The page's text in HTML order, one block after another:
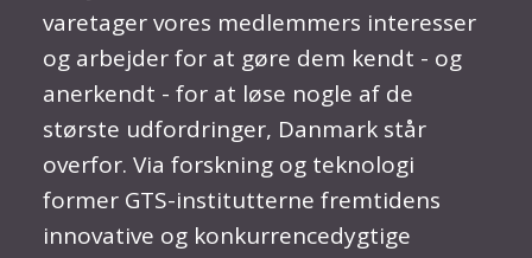
varetager vores medlemmers interesser
og arbejder for at gøre dem kendt - og
anerkendt - for at løse nogle af de
største udfordringer, Danmark står
overfor. Via forskning og teknologi
former GTS-institutterne fremtidens
innovative og konkurrencedygtige